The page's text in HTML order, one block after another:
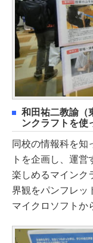
和田祐二教諭（
ンクラフトを使
同校の情報科を知
トを企画し、運
楽しめるマインク
界観をパンフレッ
マイクロソフトか